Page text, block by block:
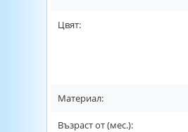
Цвят:
Материал:
Възраст от (мес.):